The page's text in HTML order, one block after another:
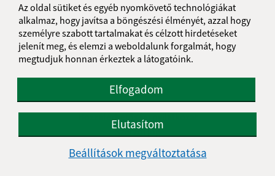
Az oldal sütiket és egyéb nyomkövető technológiákat
alkalmaz, hogy javítsa a böngészési élményét, azzal hogy
személyre szabott tartalmakat és célzott hirdetéseket
jelenít meg, és elemzi a weboldalunk forgalmát, hogy
megtudjuk honnan érkeztek a látogatóink.
Elfogadom
Elutasítom
Beállítások megváltoztatása
Az oldalról:
Hozzáférhetőségi nyilatkozat
Szerzői jog
Személyes adatok védelme